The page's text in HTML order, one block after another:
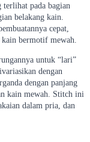
pada bagian
belakang kain.
cepat,
bermotif mewah.
untuk “lari”
dengan
dengan panjang
kain mewah. Stitch ini
dalam pria, dan